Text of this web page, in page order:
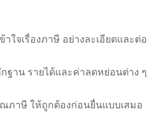
ใจเรื่องภาษี อย่างละเอียดและต่อ
ฐาน รายได้และค่าลดหย่อนต่าง ๆ
ภาษี ให้ถูกต้องก่อนยื่นแบบเสมอ